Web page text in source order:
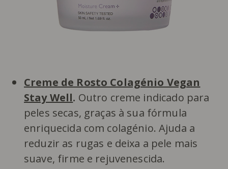
Creme de Rosto Colagénio Vegan
Stay Well. Outro creme indicado para
peles secas, graças à sua fórmula
enriquecida com colagénio. Ajuda a
reduzir as rugas e deixa a pele mais
suave, firme e rejuvenescida.